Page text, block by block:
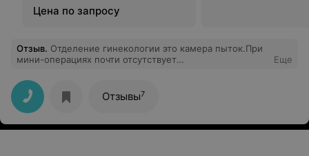
Цена по запросу
Отзыв. Отделение гинекологии это камера пыток.При
мини-операциях почти отсутствует
издевательства.Рядом с операционной идет
ремонт,кругом пыль.ПРОСТО КАМЕННЫЙ ВЕК!!!
Еще
Отзывы7